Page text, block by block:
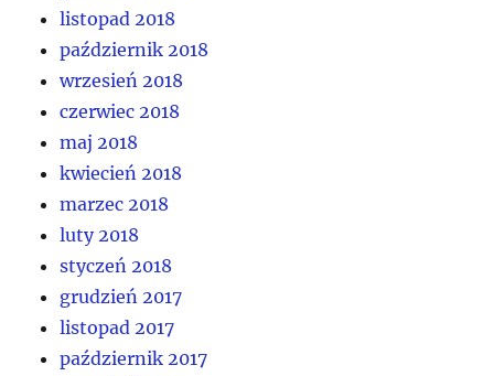
listopad 2018
październik 2018
wrzesień 2018
czerwiec 2018
maj 2018
kwiecień 2018
marzec 2018
luty 2018
styczeń 2018
grudzień 2017
listopad 2017
październik 2017